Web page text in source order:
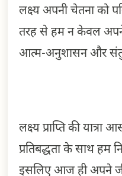
लक्ष्य अपनी चेतना को
तरह से हम न केवल अपने
आत्म-अनुशासन और
लक्ष्य प्राप्ति की
प्रतिबद्धता के साथ
इसलिए आज ही अपने